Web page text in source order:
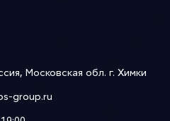
Московская обл. г. Химки
group.ru